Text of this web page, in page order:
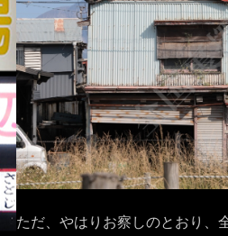
ただ、やはりお察しのとおり、